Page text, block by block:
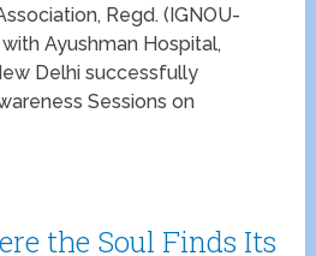
Regd. (IGNOU-
Ayushman Hospital,
Delhi successfully
Sessions on
the Soul Finds Its